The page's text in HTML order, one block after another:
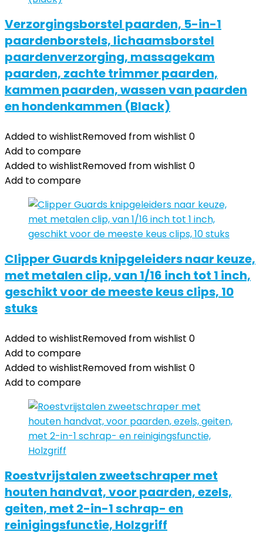
Verzorgingsborstel paarden, 5-in-1
paardenborstels, lichaamsborstel
paardenverzorging, massagekam
paarden, zachte trimmer paarden,
kammen paarden, wassen van paarden
en hondenkammen (Black)
Added to wishlistRemoved from wishlist 0
Add to compare
Added to wishlistRemoved from wishlist 0
Add to compare
Clipper Guards knipgeleiders naar keuze,
met metalen clip, van 1/16 inch tot 1 inch,
geschikt voor de meeste keus clips, 10
stuks
Added to wishlistRemoved from wishlist 0
Add to compare
Added to wishlistRemoved from wishlist 0
Add to compare
Roestvrijstalen zweetschraper met
houten handvat, voor paarden, ezels,
geiten, met 2-in-1 schrap- en
reinigingsfunctie, Holzgriff